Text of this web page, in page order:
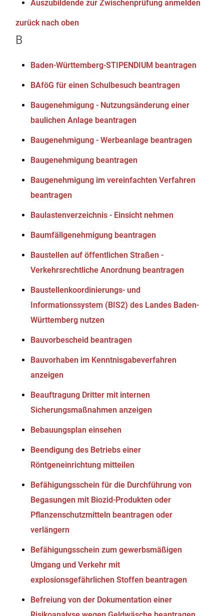
Auszubildende zur Zwischenprüfung anmelden
zurück nach oben
B
Baden-Württemberg-STIPENDIUM beantragen
BAföG für einen Schulbesuch beantragen
Baugenehmigung - Nutzungsänderung einer
baulichen Anlage beantragen
Baugenehmigung - Werbeanlage beantragen
Baugenehmigung beantragen
Baugenehmigung im vereinfachten Verfahren
beantragen
Baulastenverzeichnis - Einsicht nehmen
Baumfällgenehmigung beantragen
Baustellen auf öffentlichen Straßen -
Verkehrsrechtliche Anordnung beantragen
Baustellenkoordinierungs- und
Informationssystem (BIS2) des Landes Baden-
Württemberg nutzen
Bauvorbescheid beantragen
Bauvorhaben im Kenntnisgabeverfahren
anzeigen
Beauftragung Dritter mit internen
Sicherungsmaßnahmen anzeigen
Bebauungsplan einsehen
Beendigung des Betriebs einer
Röntgeneinrichtung mitteilen
Befähigungsschein für die Durchführung von
Begasungen mit Biozid-Produkten oder
Pflanzenschutzmitteln beantragen oder
verlängern
Befähigungsschein zum gewerbsmäßigen
Umgang und Verkehr mit
explosionsgefährlichen Stoffen beantragen
Befreiung von der Dokumentation einer